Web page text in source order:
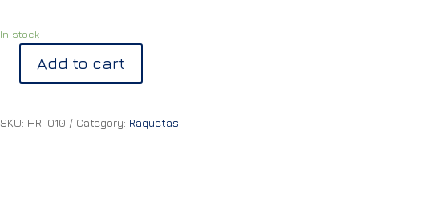
In stock
Add to cart
SKU: HR-010 Category: Raquetas